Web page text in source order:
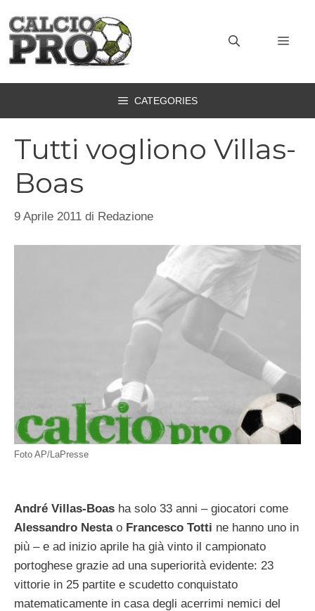
contenuto
CATEGORIES
Tutti vogliono Villas-
Boas
9 Aprile 2011 di Redazione
Foto AP/LaPresse
André Villas-Boas ha solo 33 anni – giocatori come
Alessandro Nestao Francesco Totti ne hanno uno in
più – e ad inizio aprile ha già vinto il campionato
portoghese grazie ad una superiorità evidente: 23
vittorie in 25 partite e scudetto conquistato
matematicamente in casa degli acerrimi nemici del